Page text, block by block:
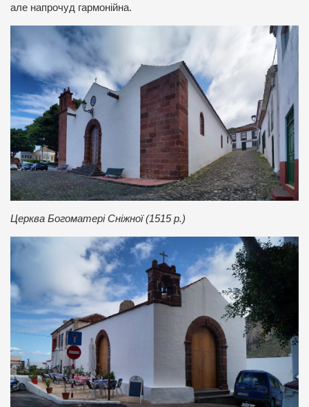
але напрочуд гармонійна.
Церква Богоматері Сніжної (1515 р.)